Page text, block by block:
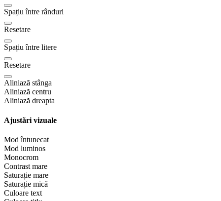
Spațiu între rânduri
Resetare
Spațiu între litere
Resetare
Aliniază stânga
Aliniază centru
Aliniază dreapta
Ajustări vizuale
Mod întunecat
Mod luminos
Monocrom
Contrast mare
Saturație mare
Saturație mică
Culoare text